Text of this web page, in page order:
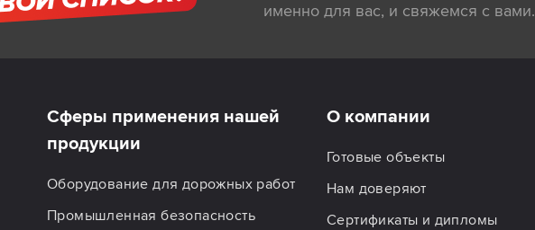
именно для вас, и свяжемся с вами.
Сферы применения нашей
продукции
Оборудование для дорожных работ
Промышленная безопасность
О компании
Готовые объекты
Нам доверяют
Сертификаты и дипломы